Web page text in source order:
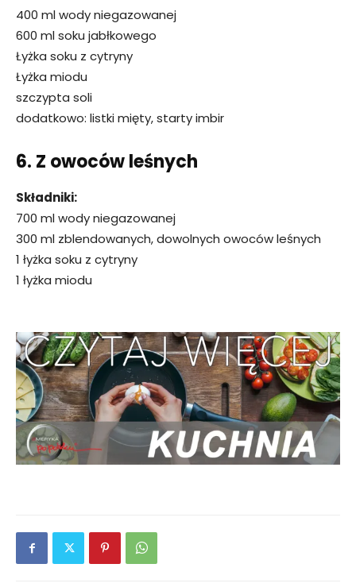
400 ml wody niegazowanej
600 ml soku jabłkowego
Łyżka soku z cytryny
Łyżka miodu
szczypta soli
dodatkowo: listki mięty, starty imbir
6. Z owoców leśnych
Składniki:
700 ml wody niegazowanej
300 ml zblendowanych, dowolnych owoców leśnych
1 łyżka soku z cytryny
1 łyżka miodu